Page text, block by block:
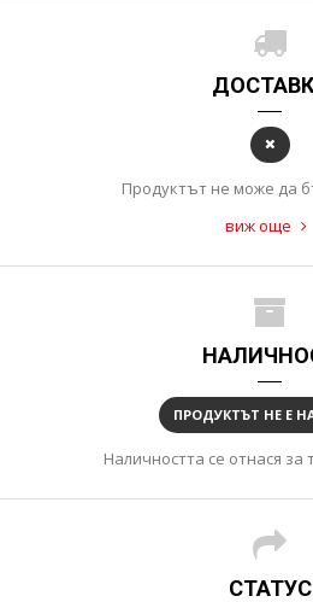
Продуктът не може да
виж още
ПРОДУКТЪТ НЕ Е
Наличността се отнася
СТАТУС